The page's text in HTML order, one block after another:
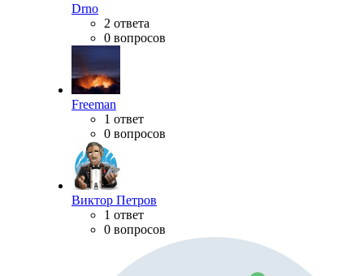
Drno
2 ответа
0 вопросов
Freeman
1 ответ
0 вопросов
Виктор Петров
1 ответ
0 вопросов